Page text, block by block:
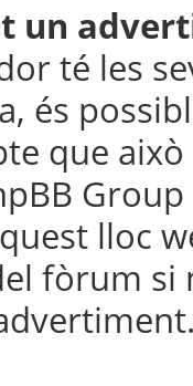
un
té les
és
que
lloc
fòrum